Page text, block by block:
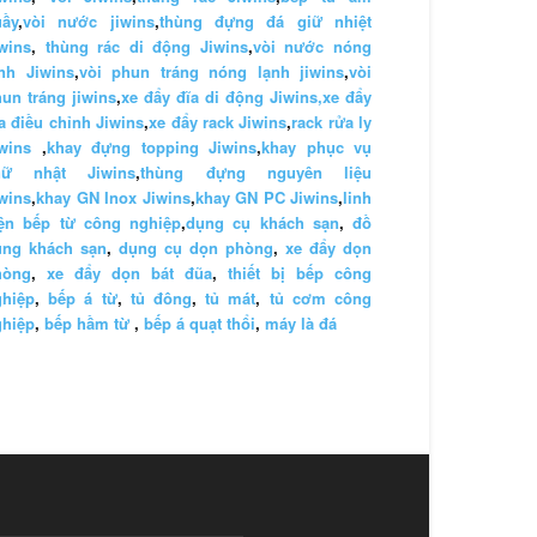
,vòi nước jiwins,thùng đựng đá giữ nhiệt
, thùng rác di động Jiwins,vòi nước nóng
Jiwins,vòi phun tráng nóng lạnh jiwins,vòi
tráng jiwins,xe đẩy đĩa di động Jiwins,xe đẩy
điều chỉnh Jiwins,xe đẩy rack Jiwins,rack rửa ly
,khay đựng topping Jiwins,khay phục vụ
nhật Jiwins,thùng đựng nguyên liệu
,khay GN Inox Jiwins,khay GN PC Jiwins,linh
bếp từ công nghiệp,dụng cụ khách sạn, đồ
khách sạn, dụng cụ dọn phòng, xe đẩy dọn
, xe đẩy dọn bát đũa, thiết bị bếp công
,bếp á từ, tủ đông,tủ mát, tủ cơm công
, bếp hầm từ , bếp á quạt thổi, máy là đá